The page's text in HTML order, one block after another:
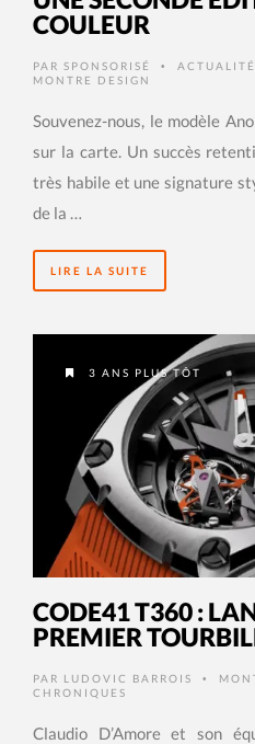
COULEUR
PAR SPONSORISÉ •
MONTRE DESIGN
Souvenez-nous, le modèle
sur la carte. Un succès
très habile et une signature
de la …
LIRE LA SUITE
3 ANS PLUS TÔT
CODE41 T360 :
PREMIER
PAR LUDOVIC BARROIS •
CHRONIQUES
Claudio D’Amore et son